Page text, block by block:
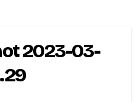
2023-03-